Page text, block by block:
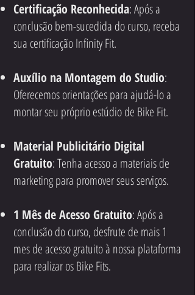
Certificação Reconhecida: Após a
conclusão bem-sucedida do curso, receba
sua certificação Infinity Fit.
Auxílio na Montagem do Studio:
Oferecemos orientações para ajudá-lo a
montar seu próprio estúdio de Bike Fit.
Material Publicitário Digital
Gratuito: Tenha acesso a materiais de
marketing para promover seus serviços.
1 Mês de Acesso Gratuito: Após a
conclusão do curso, desfrute de mais 1
mes de acesso gratuito à nossa plataforma
para realizar os Bike Fits.